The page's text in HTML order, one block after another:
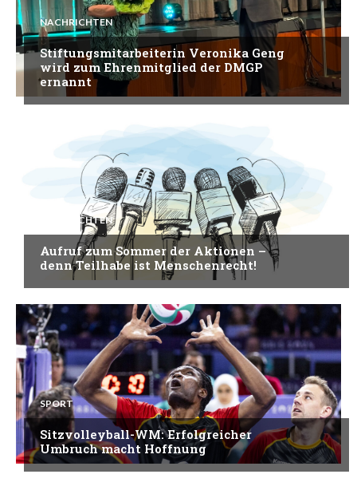
NACHRICHTEN
Stiftungsmitarbeiterin Veronika Geng
wird zum Ehrenmitglied der DMGP
ernannt
NACHRICHTEN
Aufruf zum Sommer der Aktionen –
denn Teilhabe ist Menschenrecht!
SPORT
Sitzvolleyball-WM: Erfolgreicher
Umbruch macht Hoffnung